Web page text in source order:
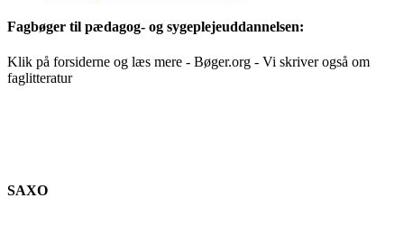
Fagbøger til pædagog- og sygeplejeuddannelsen:
Klik på forsiderne og læs mere - Bøger.org - Vi skriver også om
faglitteratur
SAXO